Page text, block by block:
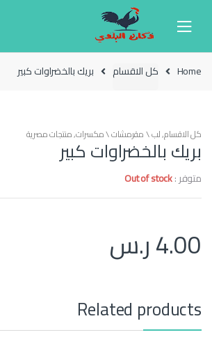
Home كل الاقسام بريك بالخضراوات كبير
كل الاقسام,لب \ مقرمشات \ مكسرات,منتجات مصرية
بريك بالخضراوات كبير
متوفر :Out of stock
4.00ر.س
Related products